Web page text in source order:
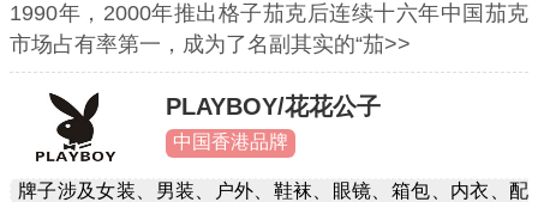
1990年，2000年推出格子茄克后连续十六年中国茄克
市场占有率第一，成为了名副其实的“茄>>
PLAYBOY/花花公子
中国香港品牌
牌子涉及女装、男装、户外、鞋袜、眼镜、箱包、内衣、配